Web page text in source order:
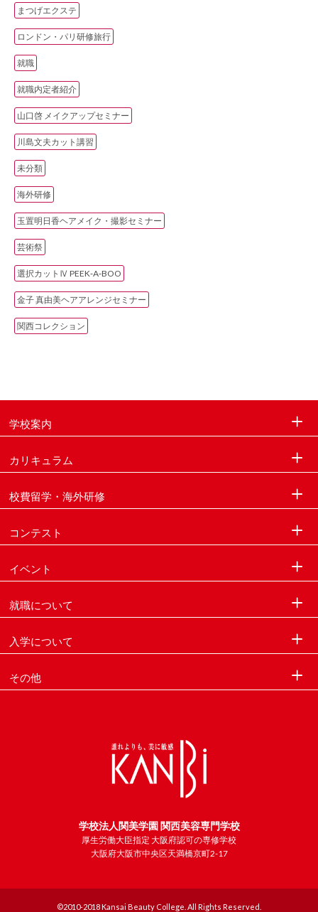
まつげエクステ
ロンドン・パリ研修旅行
就職
就職内定者紹介
山口啓 メイクアップセミナー
川島文夫カット講習
未分類
海外研修
玉置明日香ヘアメイク・撮影セミナー
芸術祭
選択カットⅣ PEEK‐A‐BOO
金子 真由美ヘアアレンジセミナー
関西コレクション
学校案内
カリキュラム
校費留学・海外研修
コンテスト
イベント
就職について
入学について
その他
学校法人関美学園 関西美容専門学校
厚生労働大臣指定 大阪府認可の専修学校
大阪府大阪市中央区天満橋京町2-17
©2010-2018 Kansai Beauty College. All Rights Reserved.